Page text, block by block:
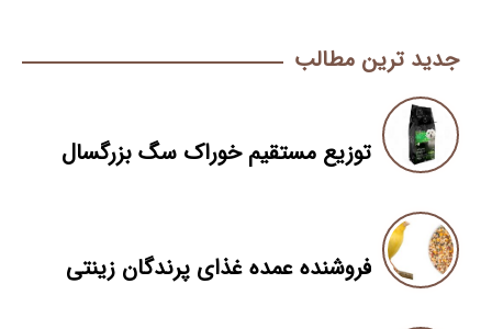
جدید ترین مطالب
توزیع مستقیم خوراک سگ بزرگسال
فروشنده عمده غذای پرندگان زینتی